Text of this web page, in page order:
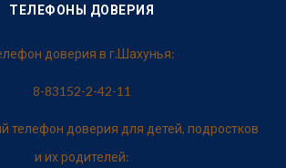
ТЕЛЕФОНЫ ДОВЕРИЯ
доверия в г.Шахунья:
8-83152-2-42-11
телефон доверия для детей, подростков
и их родителей: